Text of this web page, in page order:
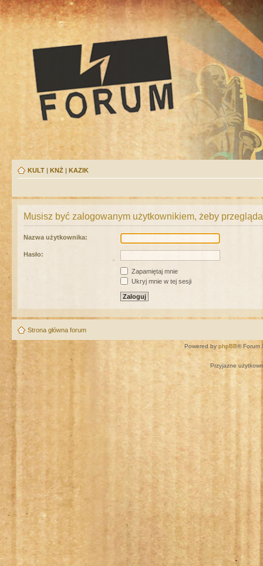
KULT | KNŻ | KAZIK
Musisz być zalogowanym użytkownikiem, żeby
Nazwa użytkownika:
Hasło:
Zapamiętaj mnie
Ukryj mnie w tej sesji
Strona główna forum
Powered by phpBB® Forum
Przyjazne